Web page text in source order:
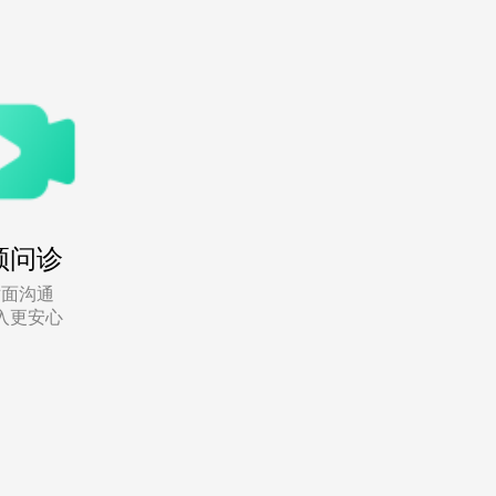
问诊
沟通
更安心